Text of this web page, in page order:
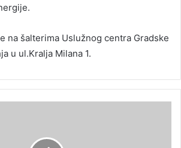
na šalterima Uslužnog centra Gradske
u ul.Kralja Milana 1.